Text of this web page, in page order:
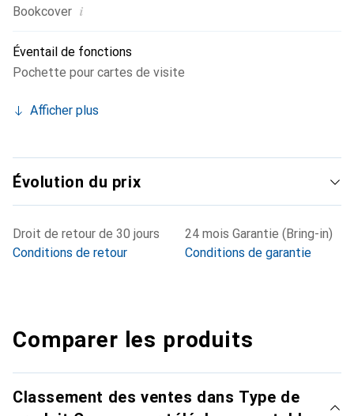
Bookcover i
Éventail de fonctions
Pochette pour cartes de visite
Afficher plus
Évolution du prix
Droit de retour de 30 jours
Conditions de retour
24 mois Garantie (Bring-in)
Conditions de garantie
Comparer les produits
Classement des ventes dans Type de